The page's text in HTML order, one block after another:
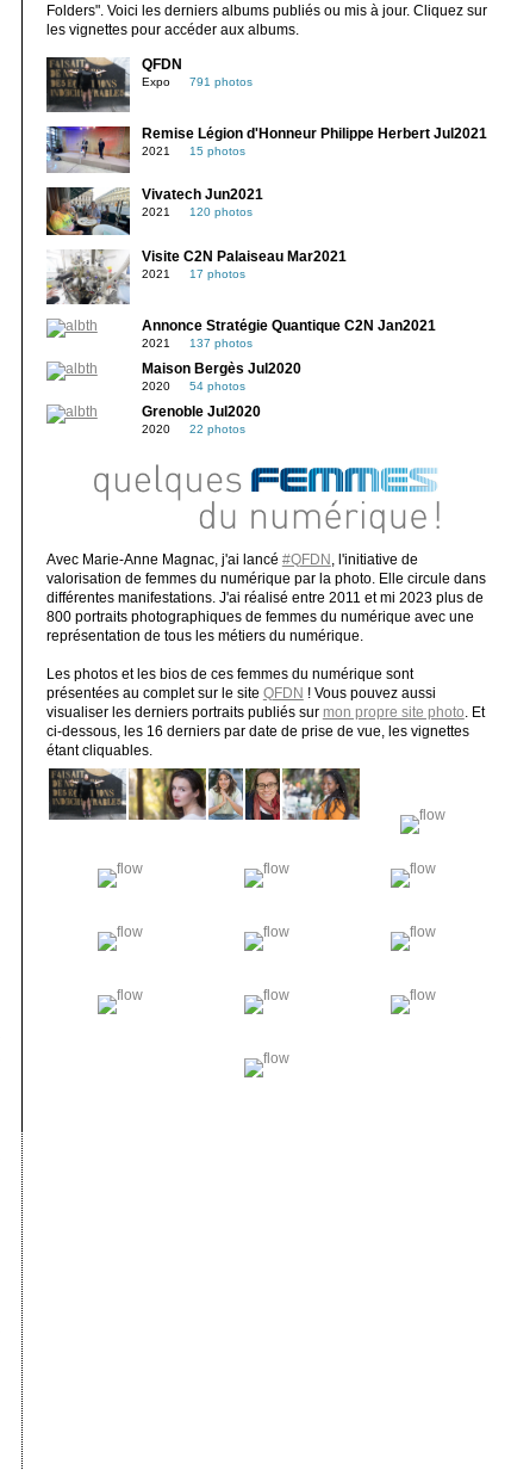
Folders". Voici les derniers albums publiés ou mis à jour. Cliquez sur
les vignettes pour accéder aux albums.
QFDN
Expo 791 photos
Remise Légion d'Honneur Philippe Herbert Jul2021
2021 15 photos
Vivatech Jun2021
2021 120 photos
Visite C2N Palaiseau Mar2021
2021 17 photos
Annonce Stratégie Quantique C2N Jan2021
2021 137 photos
Maison Bergès Jul2020
2020 54 photos
Grenoble Jul2020
2020 22 photos
Avec Marie-Anne Magnac, j'ai lancé #QFDN
, l'initiative de
valorisation de femmes du numérique par la photo. Elle circule dans
différentes manifestations. J'ai réalisé entre 2011 et mi 2023 plus de
800 portraits photographiques de femmes du numérique avec une
représentation de tous les métiers du numérique.
Les photos et les bios de ces femmes du numérique sont
présentées au complet sur le site QFDN ! Vous pouvez aussi
visualiser les derniers portraits publiés sur mon propre site photo . Et
ci-dessous, les 16 derniers par date de prise de vue, les vignettes
étant cliquables.